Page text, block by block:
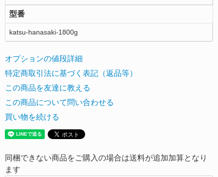
型番
katsu-hanasaki-1800g
オプションの値段詳細
特定商取引法に基づく表記（返品等）
この商品を友達に教える
この商品について問い合わせる
買い物を続ける
同梱できない商品をご購入の場合は送料が追加加算となり
ます